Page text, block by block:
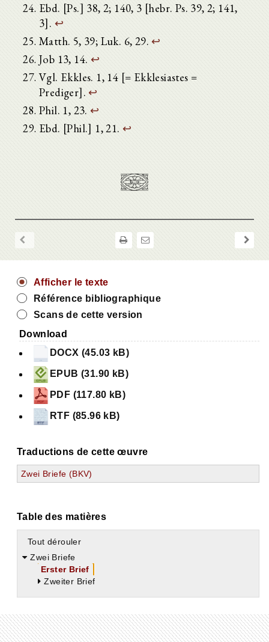
Ebd. [Ps.] 38, 2; 140, 3 [hebr. Ps. 39, 2; 141,
3]. ↩
Matth. 5, 39; Luk. 6, 29. ↩
Job 13, 14. ↩
Vgl. Ekkles. 1, 14 [= Ekklesiastes =
Prediger]. ↩
Phil. 1, 23. ↩
Ebd. [Phil.] 1, 21. ↩
Afficher le texte
Référence bibliographique
Scans de cette version
Download
DOCX (45.03 kB)
EPUB (31.90 kB)
PDF (117.80 kB)
RTF (85.96 kB)
Traductions de cette œuvre
Zwei Briefe (BKV)
Table des matières
Tout dérouler
Zwei Briefe
Erster Brief
Zweiter Brief